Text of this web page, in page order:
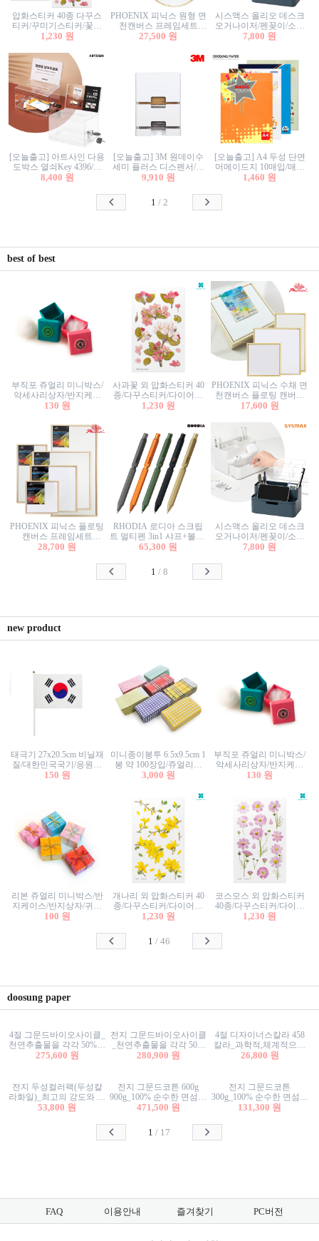
압화스티커 40종 다꾸스
티커/꾸미기스티커/꽃스
티커/압화꽃책갈피/팬시
1,230 원
PHOENIX 피닉스 원형 면
천캔버스 프레임세트
30cm/원형캔버스/플로팅
27,500 원
시스맥스 올리오 데스크
오거나이저/펜꽂이/소품
꽂이/소품함/정리함/수납
7,800 원
[오늘출고] 아트사인 다용
도박스 열쇠Key 4396/투
표함/건의함/모금함/응모
8,400 원
[오늘출고] 3M 원데이수
세미 플러스 디스펜서/소
프트수세미5매+강력수세
9,910 원
[오늘출고] A4 두성 단면
머메이드지 10매입/매직
터치/색지/색상지/색복사
칼라색지/고급복사지
1,460 원
1 / 2
best of best
부직포 쥬얼리 미니박스/
악세사리상자/반지케이
스/반지상자/귀걸이상자/
130 원
사과꽃 외 압화스티커 40
종/다꾸스티커/다이어리
꾸미기/꽃스티커/자연물
1,230 원
PHOENIX 피닉스 수채 면
천캔버스 플로팅 캔버스
프레임세트 30x30cm/액자
17,600 원
PHOENIX 피닉스 플로팅
캔버스 프레임세트
50x50cm/액자캔버스/인테
28,700 원
RHODIA 로디아 스크립
트 멀티펜 3in1 샤프+볼펜/
무광택 알루미늄 육각배
65,300 원
시스맥스 올리오 데스크
오거나이저/펜꽂이/소품
꽂이/소품함/정리함/수납
7,800 원
1 / 8
new product
태극기 27x20.5cm 비닐재
질/대한민국국기/응원깃
발/행사깃발
150 원
미니종이봉투 6.5x9.5cm 1
봉 약 100장입/쥬얼리봉
투/증명사진봉투/악세사
3,000 원
부직포 쥬얼리 미니박스/
악세사리상자/반지케이
스/반지상자/귀걸이상자/
130 원
리본 쥬얼리 미니박스/반
지케이스/반지상자/귀걸
이상자/귀걸이박스/악세
100 원
개나리 외 압화스티커 40
종/다꾸스티커/다이어리
꾸미기/꽃스티커/자연물
1,230 원
코스모스 외 압화스티커
40종/다꾸스티커/다이어
리꾸미기/꽃스티커/자연
1,230 원
1 /46
doosung paper
4절 그문드바이오사이클_
천연추출물을 각각 50%이
상 함유한 친환경그래픽
275,600 원
전지 그문드바이오사이클
_천연추출물을 각각 50%
이상 함유한 친환경그래
280,900 원
4절 디자이너스칼라 458
칼라_과학적,체계적으로
분류된 200색을 갖춘 색지
26,800 원
전지 두성컬러팩(두성칼
라화일)_최고의 강도와 평
활성을 지닌 다양한 컬러
53,800 원
전지 그문드코튼 600g
900g_100% 순수한 면섬유
로 만든 친환경프리미엄
471,500 원
전지 그문드코튼
300g_100% 순수한 면섬유
로 만든 친환경프리미엄
131,300 원
1 / 17
FAQ 이용안내 즐겨찾기 PC버전